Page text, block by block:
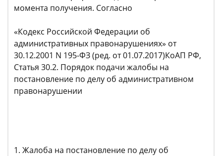
момента получения. Согласно
«Кодекс Российской Федерации об
административных правонарушениях» от
30.12.2001 N 195-ФЗ (ред. от 01.07.2017)КоАП РФ,
Статья 30.2. Порядок подачи жалобы на
постановление по делу об административном
правонарушении
1. Жалоба на постановление по делу об